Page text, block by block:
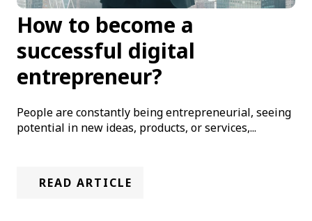
How to become a
successful digital
entrepreneur?
People are constantly being entrepreneurial, seeing
potential in new ideas, products, or services,...
READ ARTICLE